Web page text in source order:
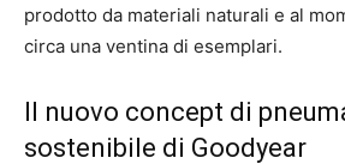
prodotto da materiali naturali e al
circa una ventina di esemplari.
Il nuovo concept di
sostenibile di Goodyear